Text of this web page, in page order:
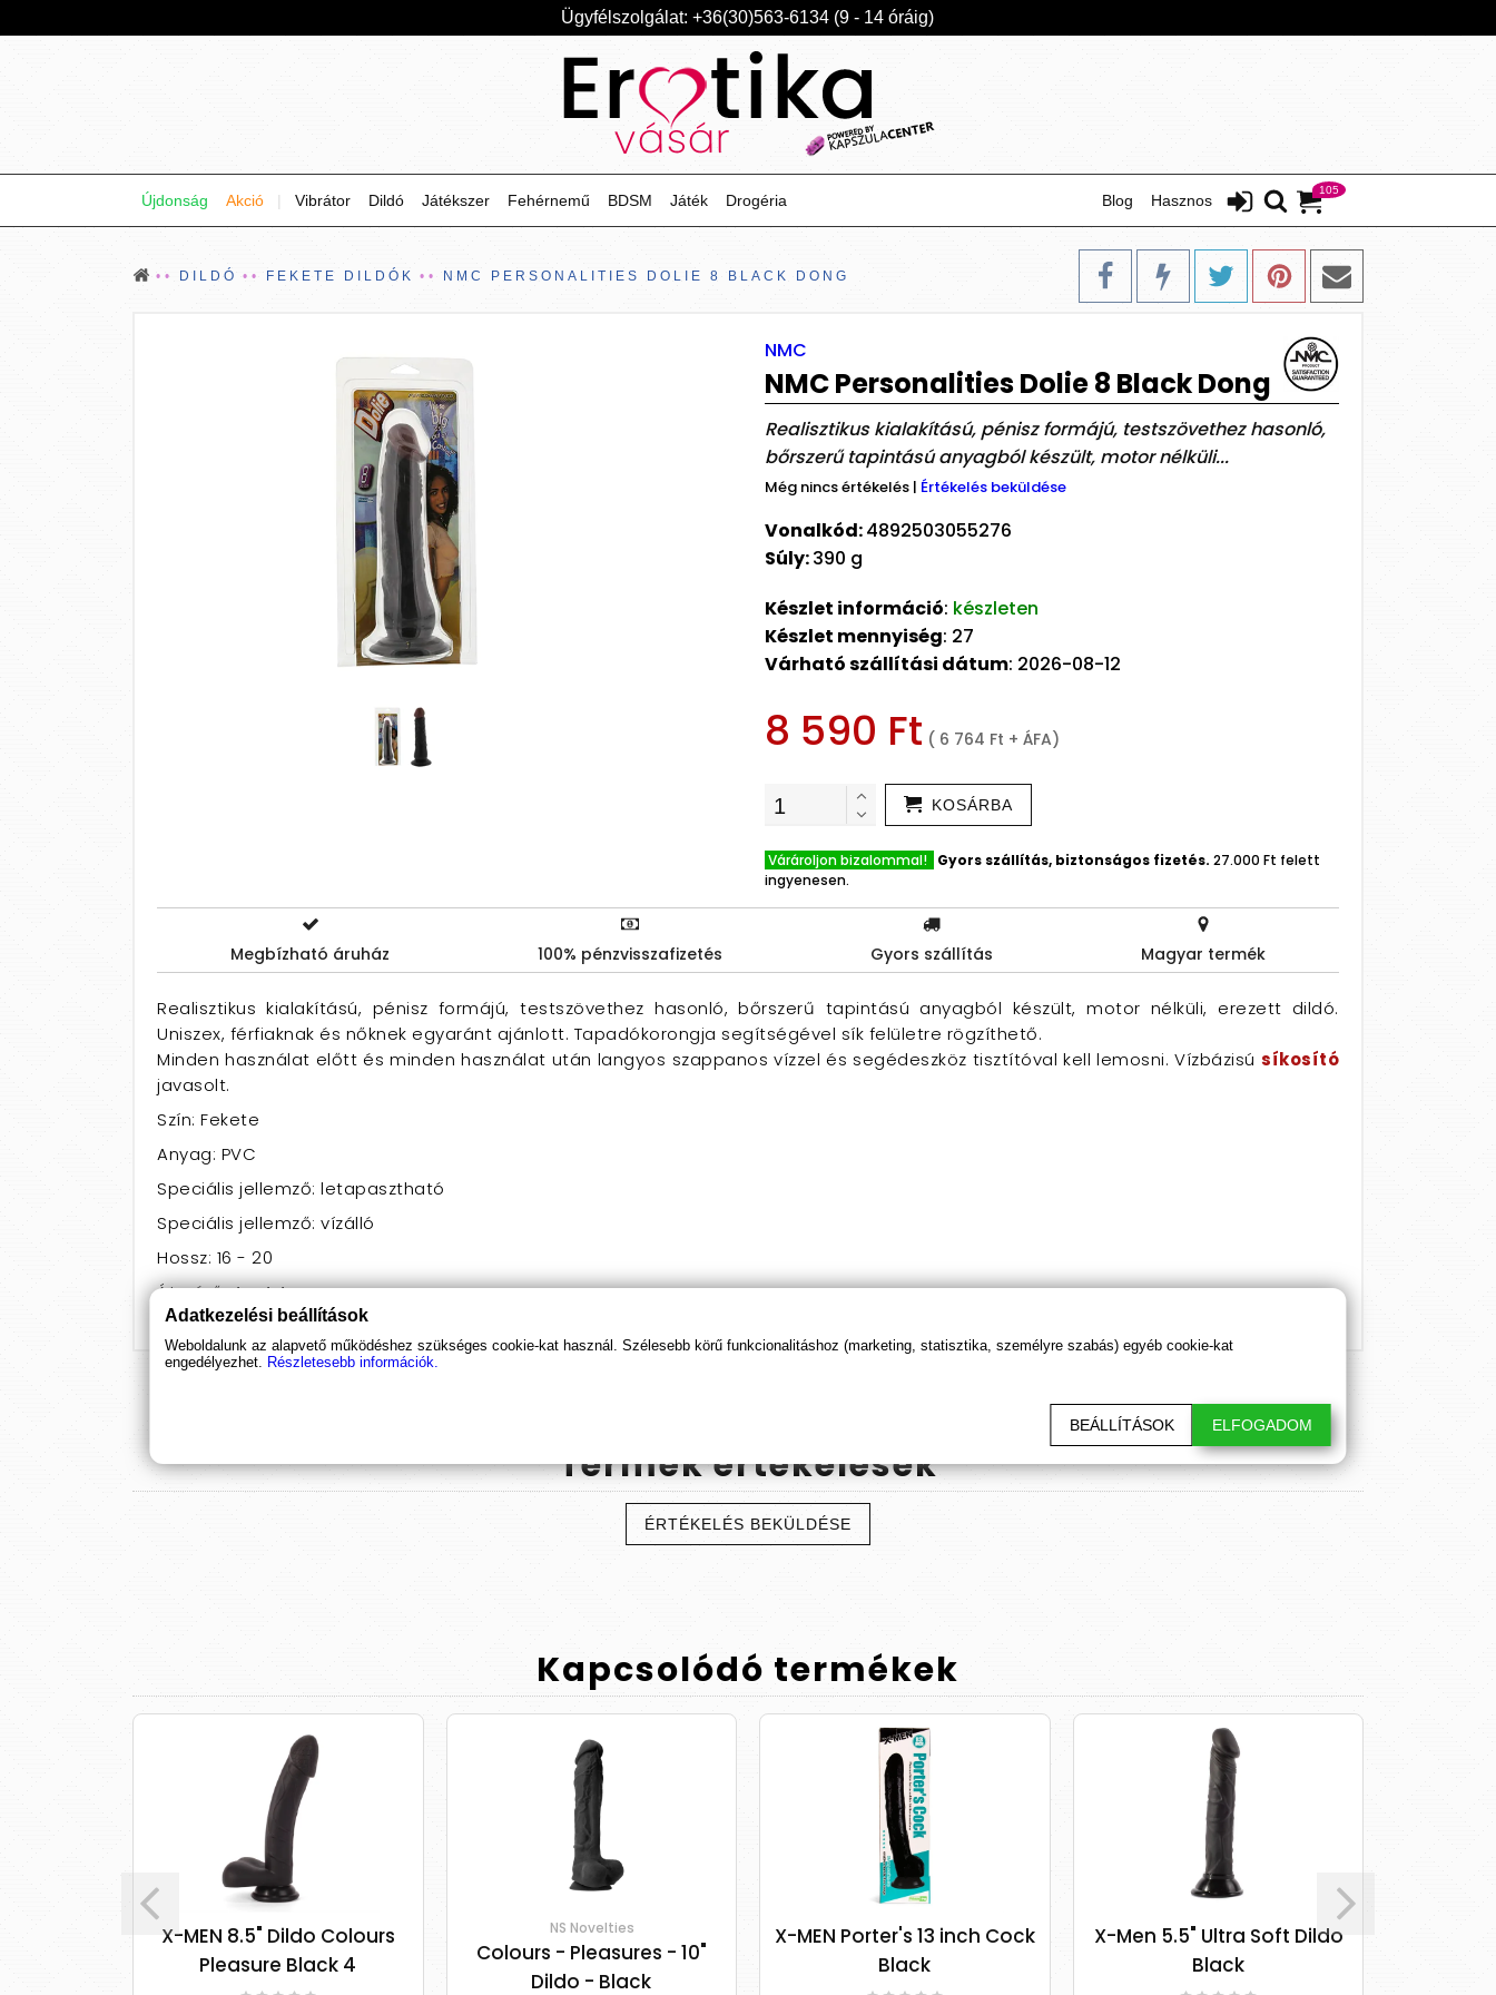
Ügyfélszolgálat: +36(30)563-6134 (9 - 14 óráig)
105
Hasznos
Újdonság Blog
Akció | Vibrátor Dildó Játékszer Fehérnemű BDSM Játék Drogéria
DILDÓ FEKETE DILDÓK NMC PERSONALITIES DOLIE 8 BLACK DONG
NMC
NMC Personalities Dolie 8 Black Dong
Realisztikus kialakítású, pénisz formájú, testszövethez hasonló,
bőrszerű tapintású anyagból készült, motor nélküli...
Még nincs értékelés | Értékelés beküldése
Vonalkód:4892503055276
Súly:390 g
Készlet információ: készleten
Készlet mennyiség: 27
Várható szállítási dátum: 2026-08-12
8 590 Ft ( 6 764 Ft + ÁFA)
KOSÁRBA
Várároljon bizalommal! Gyors szállítás, biztonságos fizetés. 27.000 Ft felett
ingyenesen.
Megbízható áruház 100% pénzvisszafizetés Gyors szállítás Magyar termék
Realisztikus kialakítású, pénisz formájú, testszövethez hasonló, bőrszerű tapintású anyagból készült, motor nélküli, erezett dildó.
Uniszex, férfiaknak és nőknek egyaránt ajánlott. Tapadókorongja segítségével sík felületre rögzíthető.
Minden használat előtt és minden használat után langyos szappanos vízzel és segédeszköz tisztítóval kell lemosni. Vízbázisú síkosító
javasolt.
Szín: Fekete
Anyag: PVC
Speciális jellemző: letapasztható
Speciális jellemző: vízálló
Hossz: 16 - 20
Átmérő: 4 - 4,4
Termékértékelések
ÉRTÉKELÉS BEKÜLDÉSE
Kapcsolódó termékek
X-MEN 8.5" Dildo Colours
Pleasure Black 4
NS Novelties
Colours - Pleasures - 10"
Dildo - Black
X-MEN Porter's 13 inch Cock
Black
X-Men 5.5" Ultra Soft Dildo
Black
Adatkezelési beállítások
Weboldalunk az alapvető működéshez szükséges cookie-kat használ. Szélesebb körű funkcionalitáshoz (marketing, statisztika, személyre szabás) egyéb cookie-kat
engedélyezhet. Részletesebb információk.
BEÁLLÍTÁSOK ELFOGADOM